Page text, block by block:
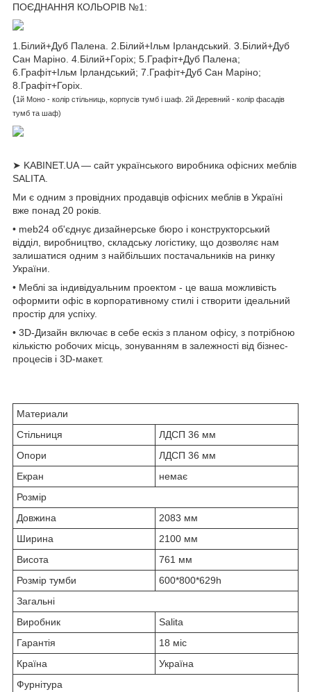
ПОЄДНАННЯ КОЛЬОРІВ №1:
1.Білий+Дуб Палена. 2.Білий+Ільм Ірландський. 3.Білий+Дуб
Сан Маріно. 4.Білий+Горіх; 5.Графіт+Дуб Палена;
6.Графіт+Ільм Ірландський; 7.Графіт+Дуб Сан Маріно;
8.Графіт+Горіх.
(1й Моно - колір стільниць, корпусів тумб і шаф. 2й Деревний - колір фасадів
тумб та шаф)
➤ KABINET.UA — сайт українського виробника офісних меблів
SALITA.
Ми є одним з провідних продавців офісних меблів в Україні
вже понад 20 років.
• meb24 об'єднує дизайнерське бюро і конструкторський
відділ, виробництво, складську логістику, що дозволяє нам
залишатися одним з найбільших постачальників на ринку
України.
• Меблі за індивідуальним проектом - це ваша можливість
оформити офіс в корпоративному стилі і створити ідеальний
простір для успіху.
• 3D-Дизайн включає в себе ескіз з планом офісу, з потрібною
кількістю робочих місць, зонуванням в залежності від бізнес-
процесів і 3D-макет.
Материали
Стільниця
ЛДСП 36 мм
Опори
ЛДСП 36 мм
Екран
немає
Розмір
Довжина
2083 мм
Ширина
2100 мм
Висота
761 мм
Розмір тумби
600*800*629h
Загальні
Виробник
Salita
Гарантія
18 міс
Країна
Україна
Фурнітура